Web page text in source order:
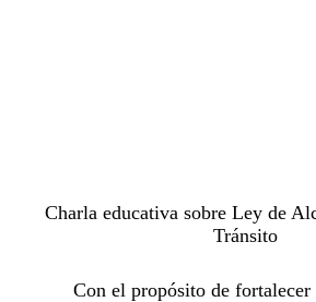
Charla educativa sobre Ley de
Tránsito
Con el propósito de